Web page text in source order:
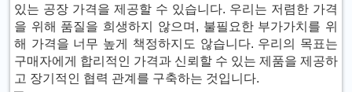
있는 공장 가격을 제공할 수 있습니다. 우리는 저렴한 가격
을 위해 품질을 희생하지 않으며, 불필요한 부가가치를 위
해 가격을 너무 높게 책정하지도 않습니다. 우리의 목표는
구매자에게 합리적인 가격과 신뢰할 수 있는 제품을 제공하
고 장기적인 협력 관계를 구축하는 것입니다.